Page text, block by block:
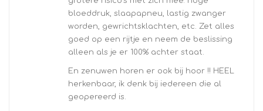
bloeddruk, slaapapneu, lastig zwanger
worden, gewrichtsklachten, etc. Zet alles
goed op een rijtje en neem de beslissing
alleen als je er 100% achter staat.
En zenuwen horen er ook bij hoor !! HEEL
herkenbaar, ik denk bij iedereen die al
geopereerd is.